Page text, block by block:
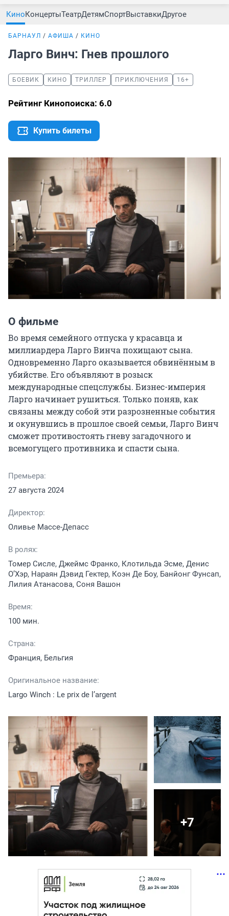
КиноКонцертыТеатрДетямСпортВыставкиДругое
БАРНАУЛ АФИША КИНО
Ларго Винч: Гнев прошлого
БОЕВИК КИНО ТРИЛЛЕР ПРИКЛЮЧЕНИЯ 16+
Рейтинг Кинопоиска: 6.0
Купить билеты
О фильме
Во время семейного отпуска у красавца и
миллиардера Ларго Винча похищают сына.
Одновременно Ларго оказывается обвинённым в
убийстве. Его объявляют в розыск
международные спецслужбы. Бизнес-империя
Ларго начинает рушиться. Только поняв, как
связаны между собой эти разрозненные события
и окунувшись в прошлое своей семьи, Ларго Винч
сможет противостоять гневу загадочного и
всемогущего противника и спасти сына.
Премьера:
27 августа 2024
Директор:
Оливье Массе-Депасс
В ролях:
Томер Сисле, Джеймс Франко, Клотильда Эсме, Денис
О’Хэр, Нараян Дэвид Гектер, Коэн Де Боу, Банйонг Фунсап,
Лилия Атанасова, Соня Вашон
Время:
100 мин.
Страна:
Франция, Бельгия
Оригинальное название:
Largo Winch : Le prix de l’argent
+7